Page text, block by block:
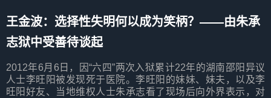
王金波：选择性失明何以成为笑柄？——由朱承
志狱中受善待谈起
2012年6月6日，因“六四”两次入狱累计22年的湖南邵阳异议
人士李旺阳被发现死于医院。李旺阳的妹妹、妹夫，以及李
旺阳好友、当地维权人士朱承志看了现场后向外界表示，对